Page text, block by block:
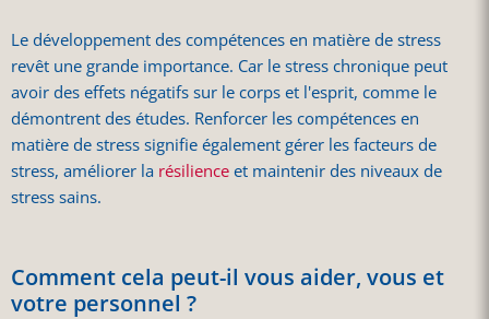
Le développement des compétences en matière de stress
revêt une grande importance. Car le stress chronique peut
avoir des effets négatifs sur le corps et l'esprit, comme le
démontrent des études. Renforcer les compétences en
matière de stress signifie également gérer les facteurs de
stress, améliorer la résilienceet maintenir des niveaux de
stress sains.
Comment cela peut-il vous aider, vous et
votre personnel ?